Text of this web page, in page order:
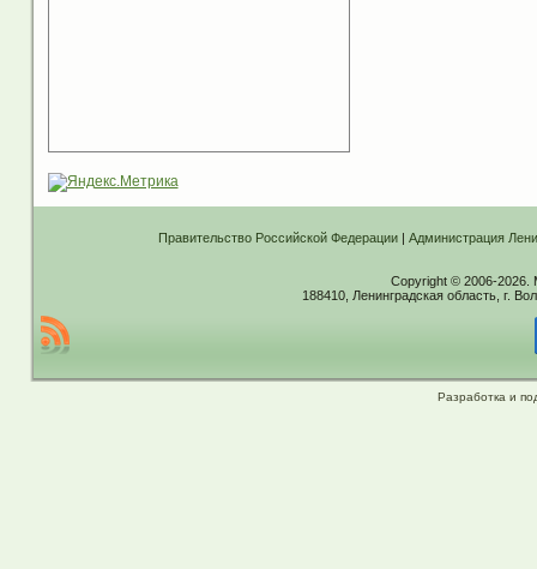
Правительство Российской Федерации| Администрация
Copyright © 2006-2026.
188410, Ленинградская область, г.
Разработка и